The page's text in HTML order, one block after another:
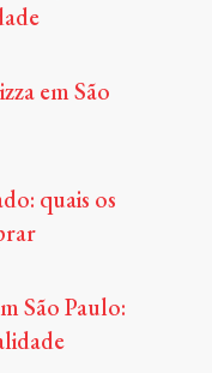
em São
quais os
São Paulo: